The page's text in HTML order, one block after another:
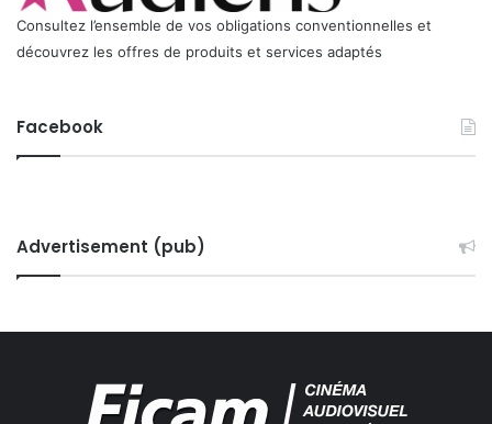
Consultez l’ensemble de vos obligations conventionnelles et
découvrez les offres de produits et services adaptés
Facebook
Advertisement (pub)